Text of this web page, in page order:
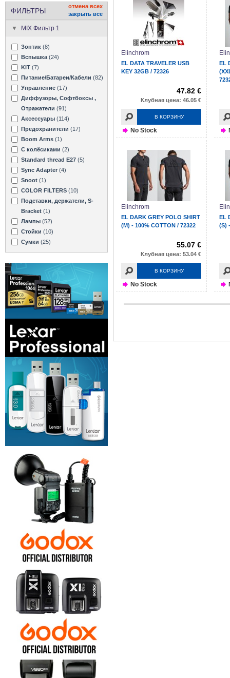
ФИЛЬТРЫ
отмена всех
закрыть все
MIX Фильтр 1
Зонтик (8)
Вспышка (24)
KIT (7)
Питание/Батареи/Кабели (82)
Управление (17)
Диффузоры, Софтбоксы ,
Отражатели (91)
Аксессуары (114)
Предохранители (17)
Boom Arms (1)
С колёсиками (2)
Standard thread E27 (5)
Sync Adapter (4)
Snoot (1)
COLOR FILTERS (10)
Подставки, держатели, S-
Bracket (1)
Лампы (52)
Стойки (10)
Сумки (25)
Elinchrom
EL DATA TRAVELER USB
KEY 32GB / 72326
47.82 €
Клубная цена: 46.05 €
В КОРЗИНУ
No Stock
EL
Elinchrom
EL DARK GREY POLO SHIRT
(M) - 100% COTTON / 72322
55.07 €
Клубная цена: 53.04 €
В КОРЗИНУ
No Stock
EL
(S)